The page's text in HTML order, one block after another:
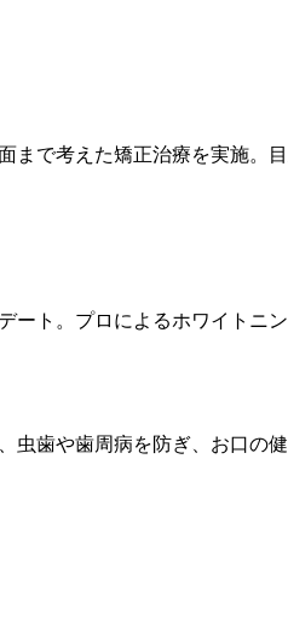
まで考えた矯正治療を実施。
ト。プロによるホワイトニ
歯や歯周病を防ぎ、お口の健